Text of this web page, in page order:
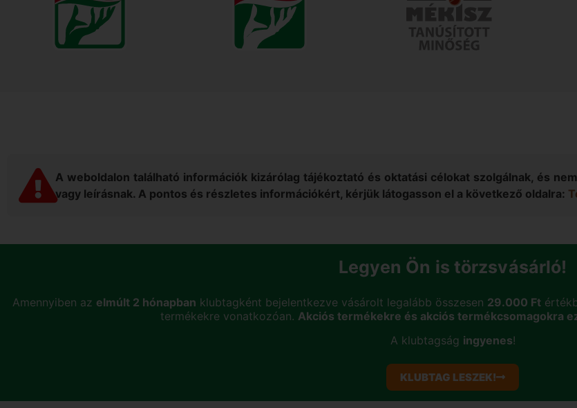
A weboldalon található információk kizárólag tájékoztató és oktatási célokat szolgálnak, és
vagy leírásnak. A pontos és részletes információkért, kérjük látogasson el a következő oldalra:
Legyen Ön is törzsvásárló!
Amennyiben az elmúlt 2 hónapban klubtagként bejelentkezve vásárolt legalább összesen 29.000 Ft
termékekre vonatkozóan. Akciós termékekre és akciós termékcsomagokra
A klubtagság ingyenes!
KLUBTAG LESZEK!